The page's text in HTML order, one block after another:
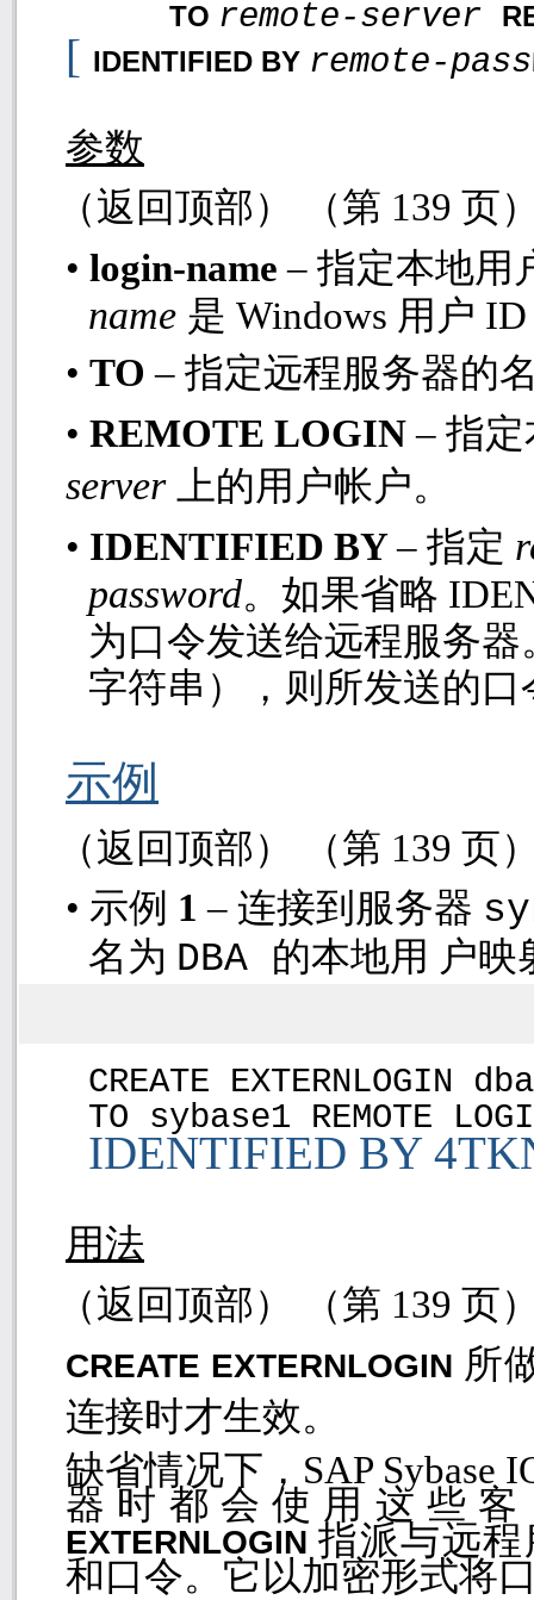
TO remote-server
[ IDENTIFIED BY remote-
参数
（返回顶部） （第 139页
• login-name– 指定本地用
name 是 Windows 用户
• TO– 指定远程服务器的
• REMOTE LOGIN– 指
server
上的用户帐户。
• IDENTIFIED BY– 指定
password。如果省略
为口令发送给远程服务
字符串），则所发送的
示例
（返回顶部） （第 139页
• 示例 1– 连接到服务器
名为 DBA 的本地用 户
CREATE EXTERNLOGIN dba
TO sybase1 REMOTE
IDENTIFIED BY
用法
（返回顶部） （第 139页
CREATE EXTERNLOGIN 所
连接时才生效。
缺省情况下， SAP Sybase
器时都会使用这些
EXTERNLOGIN指派与远
和口令。它以加密形式将